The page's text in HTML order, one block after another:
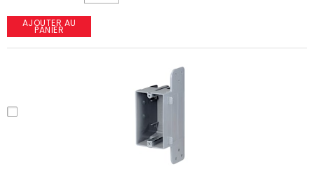
AJOUTER AU
PANIER